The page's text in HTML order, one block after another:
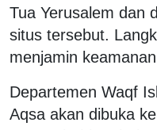
Tua Yerusalem dan
situs tersebut.
menjamin
Departemen Waqf
Aqsa akan dibuka